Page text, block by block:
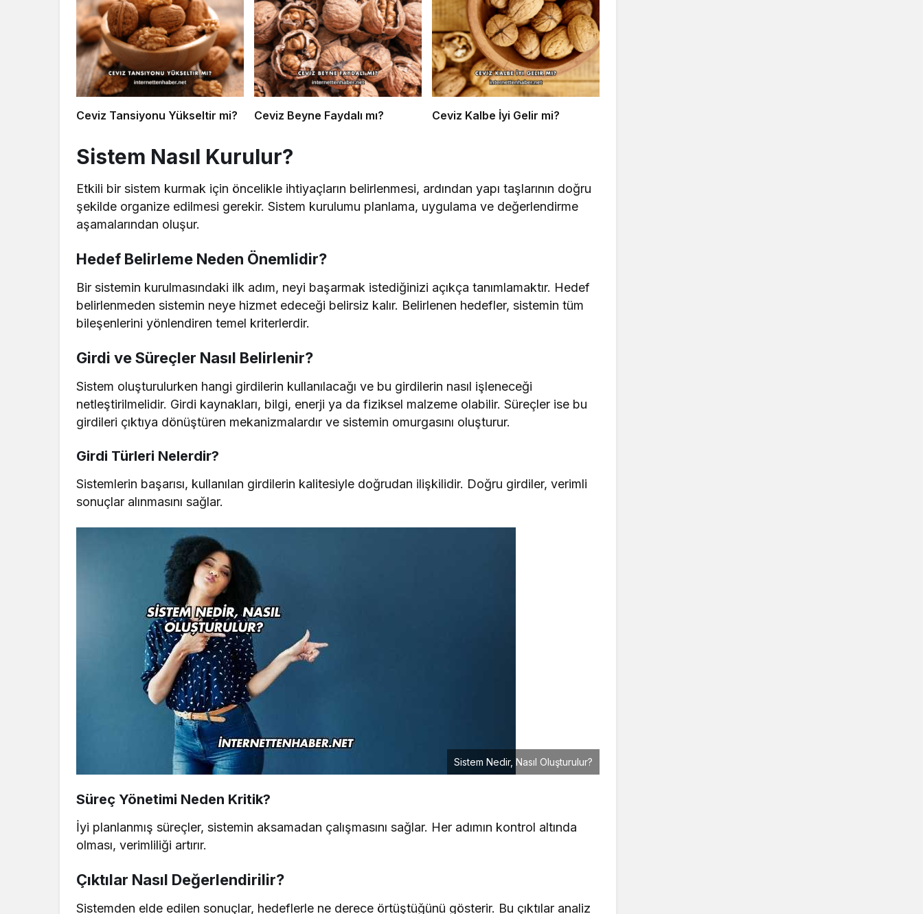
Ceviz Tansiyonu Yükseltir mi? Ceviz Beyne Faydalı mı? Ceviz Kalbe İyi Gelir mi?
Sistem Nasıl Kurulur?
Etkili bir sistem kurmak için öncelikle ihtiyaçların belirlenmesi, ardından yapı taşlarının doğru
şekilde organize edilmesi gerekir. Sistem kurulumu planlama, uygulama ve değerlendirme
aşamalarından oluşur.
Hedef Belirleme Neden Önemlidir?
Bir sistemin kurulmasındaki ilk adım, neyi başarmak istediğinizi açıkça tanımlamaktır. Hedef
belirlenmeden sistemin neye hizmet edeceği belirsiz kalır. Belirlenen hedefler, sistemin tüm
bileşenlerini yönlendiren temel kriterlerdir.
Girdi ve Süreçler Nasıl Belirlenir?
Sistem oluşturulurken hangi girdilerin kullanılacağı ve bu girdilerin nasıl işleneceği
netleştirilmelidir. Girdi kaynakları, bilgi, enerji ya da fiziksel malzeme olabilir. Süreçler ise bu
girdileri çıktıya dönüştüren mekanizmalardır ve sistemin omurgasını oluşturur.
Girdi Türleri Nelerdir?
Sistemlerin başarısı, kullanılan girdilerin kalitesiyle doğrudan ilişkilidir. Doğru girdiler, verimli
sonuçlar alınmasını sağlar.
Sistem Nedir, Nasıl Oluşturulur?
Süreç Yönetimi Neden Kritik?
İyi planlanmış süreçler, sistemin aksamadan çalışmasını sağlar. Her adımın kontrol altında
olması, verimliliği artırır.
Çıktılar Nasıl Değerlendirilir?
Sistemden elde edilen sonuçlar, hedeflerle ne derece örtüştüğünü gösterir. Bu çıktılar analiz